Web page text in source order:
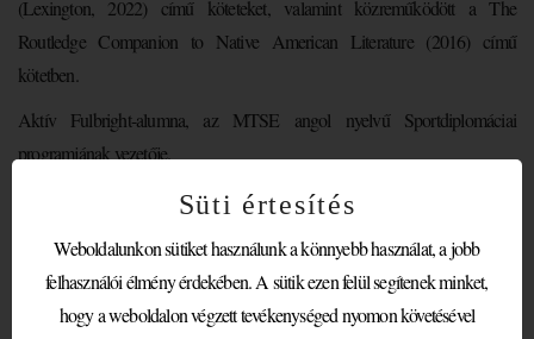
(Lexington, 2022) című köteteket, valamint közreműködött a The
Routledge Companion to Native American Literature (2016) című
kötetben.
Aktív Fulbright-alumna, az MTSE angol nyelvű Sportdiplomáciai
programjának vezetője.
és kanadai kultúrtudomány, angol szaknyelv, coaching, menedzsment
Süti értesítés
Weboldalunkon sütiket használunk a könnyebb használat, a jobb
felhasználói élmény érdekében. A sütik ezen felül segítenek minket,
hogy a weboldalon végzett tevékenységed nyomon követésével